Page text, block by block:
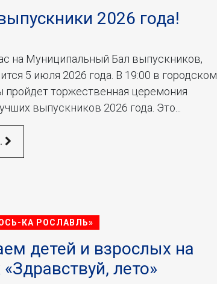
2026 года!
на Муниципальный Бал выпускников,
5 июля 2026 года. В 19:00 в городском
пройдет торжественная церемония
выпускников 2026 года. Это...
КА РОСЛАВЛЬ»
детей и взрослых на
лето»